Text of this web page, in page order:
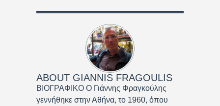
ABOUT GIANNIS FRAGOULIS
ΒΙΟΓΡΑΦΙΚΟ Ο Γιάννης Φραγκούλης
γεννήθηκε στην Αθήνα, το 1960, όπου